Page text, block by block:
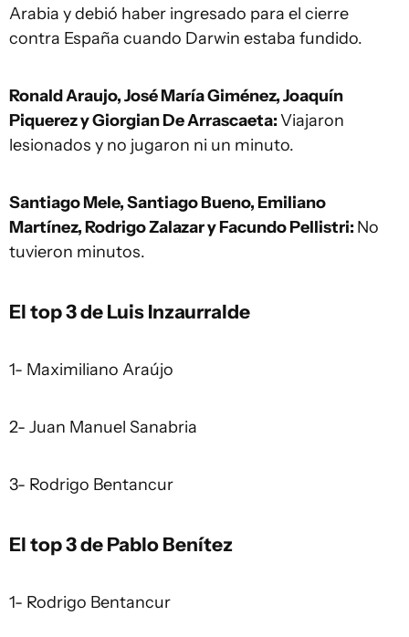
Arabia y debió haber ingresado para el cierre
contra España cuando Darwin estaba fundido.
Ronald Araujo, José María Giménez, Joaquín
Piquerez y Giorgian De Arrascaeta:Viajaron
lesionados y no jugaron ni un minuto.
Santiago Mele, Santiago Bueno, Emiliano
Martínez, Rodrigo Zalazar y Facundo Pellistri: No
tuvieron minutos.
El top 3 de Luis Inzaurralde
1- Maximiliano Araújo
2- Juan Manuel Sanabria
3- Rodrigo Bentancur
El top 3 de Pablo Benítez
1- Rodrigo Bentancur